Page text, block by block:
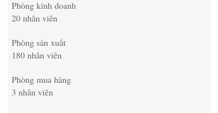
Phòng kinh doanh
20 nhân viên
Phòng sản xuất
180 nhân viên
Phòng mua hàng
3 nhân viên